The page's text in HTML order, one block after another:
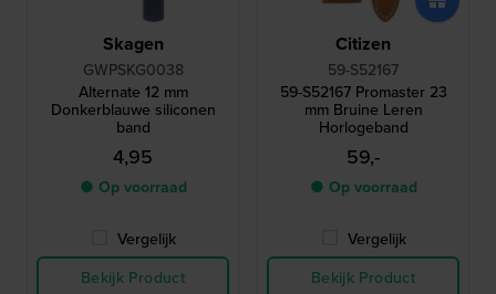
Skagen
GWPSKG0038
Alternate 12 mm
Donkerblauwe siliconen
band
4,95
● Op voorraad
Vergelijk
Bekijk Product
Citizen
59-S52167
59-S52167 Promaster 23
mm Bruine Leren
Horlogeband
59,-
● Op voorraad
Vergelijk
Bekijk Product